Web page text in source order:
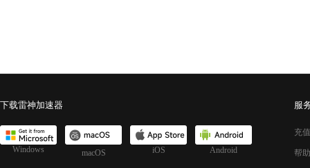
下载雷神加速器
Windows macOS iOS Android
服
充
帮